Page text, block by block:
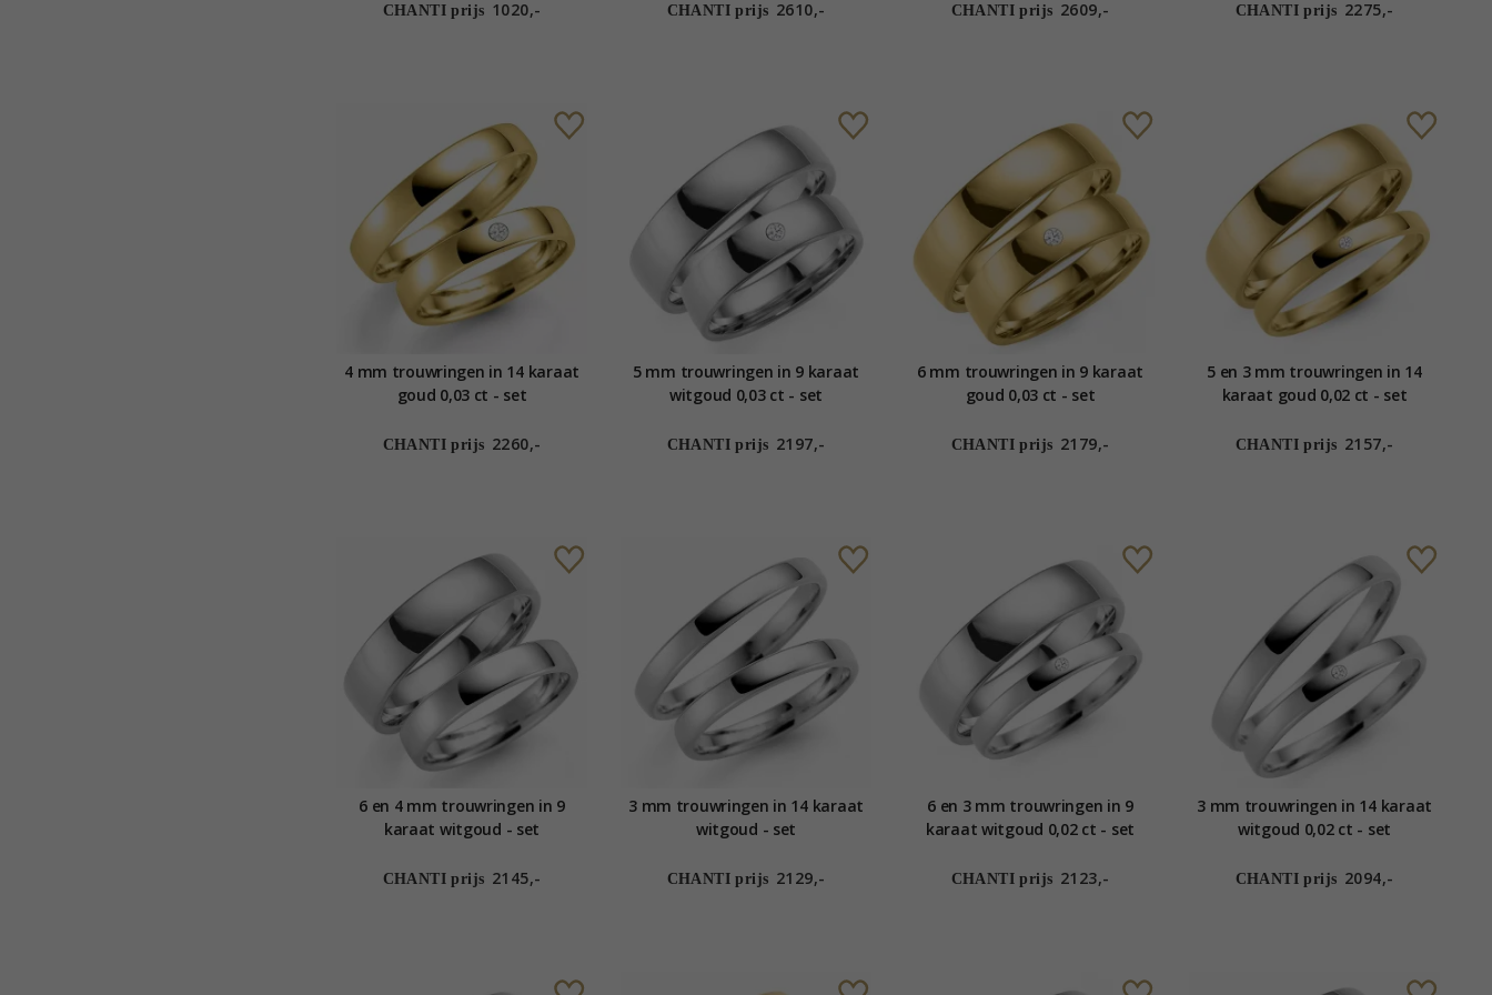
CHANTI prijs 1020,- CHANTI prijs 2610,- CHANTI prijs 2609,- CHANTI prijs 2275,-
4 mm trouwringen in 14 karaat
goud 0,03 ct - set
CHANTI prijs 2260,-
5 mm trouwringen in 9 karaat
witgoud 0,03 ct - set
CHANTI prijs 2197,-
6 mm trouwringen in 9 karaat
goud 0,03 ct - set
CHANTI prijs 2179,-
5 en 3 mm trouwringen in 14
karaat goud 0,02 ct - set
CHANTI prijs 2157,-
6 en 4 mm trouwringen in 9
karaat witgoud - set
CHANTI prijs 2145,-
3 mm trouwringen in 14 karaat
witgoud - set
CHANTI prijs 2129,-
6 en 3 mm trouwringen in 9
karaat witgoud 0,02 ct - set
CHANTI prijs 2123,-
3 mm trouwringen in 14 karaat
witgoud 0,02 ct - set
CHANTI prijs 2094,-